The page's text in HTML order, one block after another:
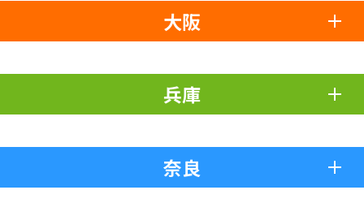
大阪
兵庫
奈良